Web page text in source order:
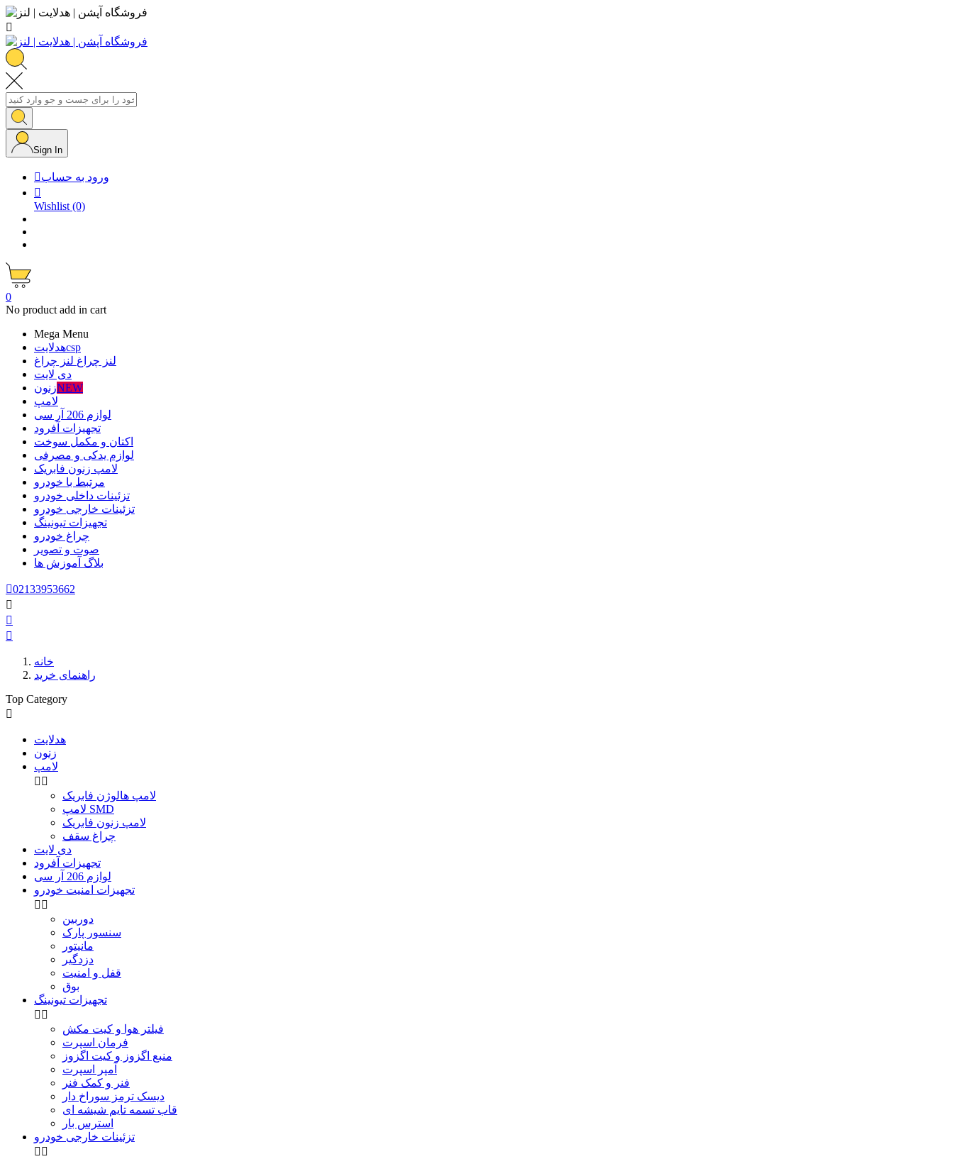

Sign In
ورود به حساب

Wishlist (0)
0
No product add in cart
Mega Menu
هدلایتcsp
لنز چراغ لنز چراغ
دی لایت
زنونNEW
لامپ
لوازم 206 آر سی
تجهیزات آفرود
اکتان و مکمل سوخت
لوازم یدکی و مصرفی
لامپ زنون فابریک
مرتبط با خودرو
تزئینات داخلی خودرو
تزئینات خارجی خودرو
تجهیزات تیونینگ
چراغ خودرو
صوت و تصویر
بلاگ آموزش ها
02133953662



خانه
راهنمای خرید
Top Category

هدلایت
زنون
لامپ
 
لامپ هالوژن فابریک
لامپ SMD
لامپ زنون فابریک
چراغ سقف
دی لایت
تجهیزات آفرود
لوازم 206 آر سی
تجهیزات امنیت خودرو
 
دوربین
سنسور پارک
مانیتور
دزدگیر
قفل و امنیت
بوق
تجهیزات تیونینگ
 
فیلتر هوا و کیت مکش
فرمان اسپرت
منبع اگزوز و کیت اگزوز
آمپر اسپرت
فنر و کمک فنر
دیسک ترمز سوراخ دار
قاب تسمه تایم شیشه ای
استرس بار
تزئینات خارجی خودرو
 